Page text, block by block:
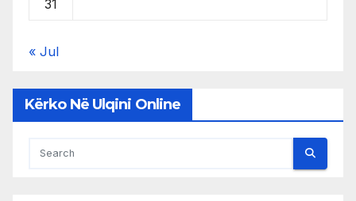
31
« Jul
Kërko Në Ulqini Online